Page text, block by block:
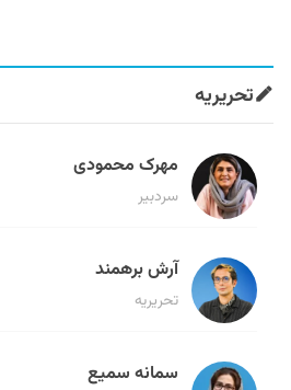
تحریریه
مهرک محمودی
سردبیر
آرش برهمند
تحریریه
سمانه سمیع